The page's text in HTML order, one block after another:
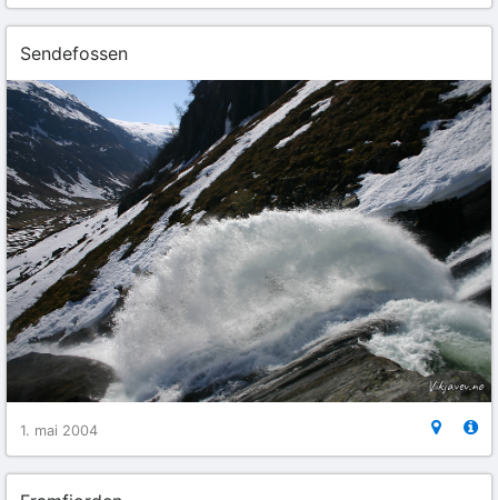
Sendefossen
1. mai 2004